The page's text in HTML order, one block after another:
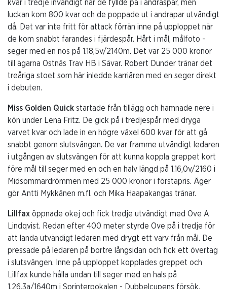
kvar i tredje invändigt när de fyllde på i andraspår, men
luckan kom 800 kvar och de poppade ut i andrapar utvändigt
då. Det var inte fritt för attack förrän inne på upploppet när
de kom snabbt farandes i fjärdespår. Hårt i mål, målfoto -
seger med en nos på 1.18,5v/2140m. Det var 25 000 kronor
till ägarna Ostnäs Trav HB i Sävar. Robert Dunder tränar det
treåriga stoet som här inledde karriären med en seger direkt
i debuten.
Miss Golden Quick startade från tillägg och hamnade nere i
kön under Lena Fritz. De gick på i tredjespår med dryga
varvet kvar och lade in en högre växel 600 kvar för att gå
snabbt genom slutsvängen. De var framme utvändigt ledaren
i utgången av slutsvängen för att kunna koppla greppet kort
före mål till seger med en och en halv längd på 1.16,0v/2160 i
Midsommardrömmen med 25 000 kronor i förstapris. Äger
gör Antti Mykkänen m.fl. och Mika Haapakangas tränar.
Lillfax öppnade okej och fick tredje utvändigt med Ove A
Lindqvist. Redan efter 400 meter styrde Ove på i tredje för
att landa utvändigt ledaren med drygt ett varv från mål. De
pressade på ledaren på bortre långsidan och fick ett övertag
i slutsvängen. Inne på upploppet kopplades greppet och
Lillfax kunde hålla undan till seger med en hals på
1.26,3a/1640m i Sprinterpokalen - Dubbelcupens försök.